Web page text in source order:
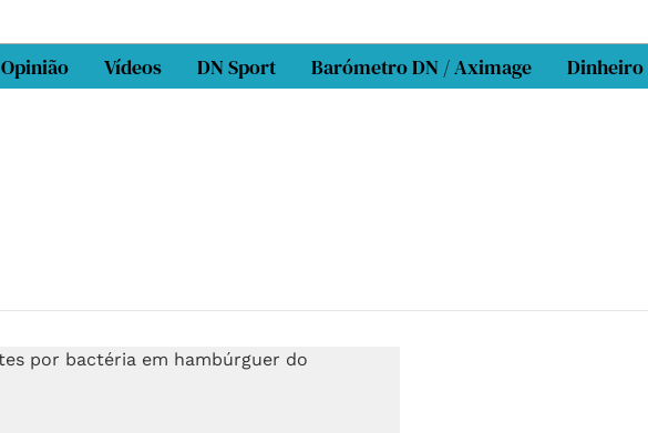
Opinião Vídeos DN Sport Barómetro DN / Aximage Dinheiro